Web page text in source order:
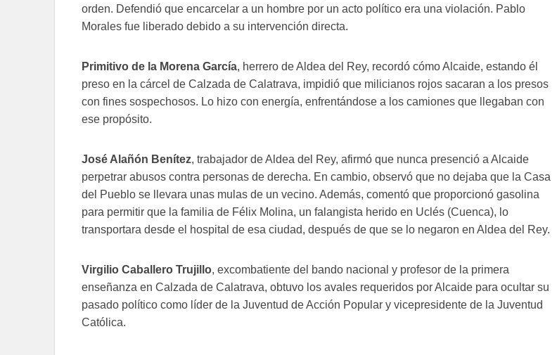
orden. Defendió que encarcelar a un hombre por un acto político era una violación. Pablo
Morales fue liberado debido a su intervención directa.
Primitivo de la Morena García, herrero de Aldea del Rey, recordó cómo Alcaide, estando él
preso en la cárcel de Calzada de Calatrava, impidió que milicianos rojos sacaran a los presos
con fines sospechosos. Lo hizo con energía, enfrentándose a los camiones que llegaban con
ese propósito.
José Alañón Benítez, trabajador de Aldea del Rey, afirmó que nunca presenció a Alcaide
perpetrar abusos contra personas de derecha. En cambio, observó que no dejaba que la Casa
del Pueblo se llevara unas mulas de un vecino. Además, comentó que proporcionó gasolina
para permitir que la familia de Félix Molina, un falangista herido en Uclés (Cuenca), lo
transportara desde el hospital de esa ciudad, después de que se lo negaron en Aldea del Rey.
Virgilio Caballero Trujillo, excombatiente del bando nacional y profesor de la primera
enseñanza en Calzada de Calatrava, obtuvo los avales requeridos por Alcaide para ocultar su
pasado político como líder de la Juventud de Acción Popular y vicepresidente de la Juventud
Católica.